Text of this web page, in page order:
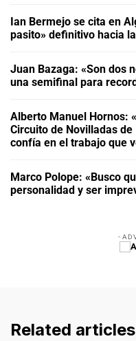
Ian Bermejo se cita en
pasito» definitivo hacia
Juan Bazaga: «Son dos
una semifinal para
Alberto Manuel Hornos:
Circuito de Novilladas
confía en el trabajo que
Marco Polope: «Busco
personalidad y ser
-
Related articles